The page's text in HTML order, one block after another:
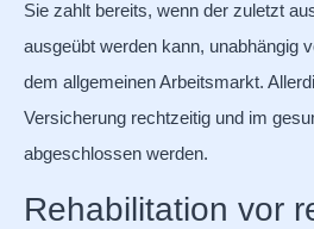
Sie zahlt bereits, wenn der zuletzt
ausgeübt werden kann, unabhängig
dem allgemeinen Arbeitsmarkt.
Versicherung rechtzeitig und im
abgeschlossen werden.
Rehabilitation vor